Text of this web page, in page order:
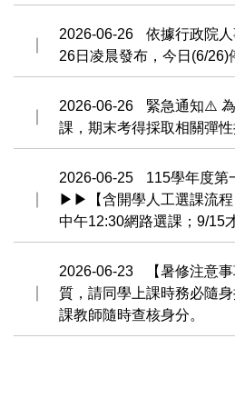
2026-06-26
依據行政院
26日凌晨發布，今日(6/26)
2026-06-26
緊急通知⚠️
課，期末考得採取相關彈
2026-06-25
115學年度第
▶▶【含開學人工選課流程
中午12:30網路選課；9/15
2026-06-23
【暑修注意
質，請同學上課時務必隨
課教師隨時查核身分。